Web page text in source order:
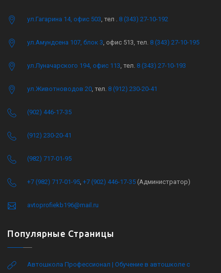
ул.Гагарина 14, офис 503 , тел . 8 (343) 27-10-192
ул.Амундсена 107, блок 3 , офис 513, тел. 8 (343) 27-10-195
ул.Луначарского 194, офис 113 , тел. 8 (343) 27-10-193
ул.Животноводов 20 , тел. 8 (912) 230-20-41
(902) 446-17-35
(912) 230-20-41
(982) 717-01-95
+7 (982) 717-01-95 +7 (902) 446-17-35 (Администратор)
avtoprofiekb196@mail.ru
Популярные Страницы
Автошкола Профессионал | Обучение в автошколе с